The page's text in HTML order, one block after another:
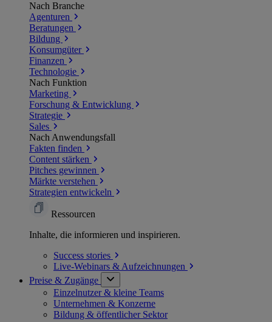
Nach Branche
Agenturen
Beratungen
Bildung
Konsumgüter
Finanzen
Technologie
Nach Funktion
Marketing
Forschung & Entwicklung
Strategie
Sales
Nach Anwendungsfall
Fakten finden
Content stärken
Pitches gewinnen
Märkte verstehen
Strategien entwickeln
Ressourcen
Inhalte, die informieren und inspirieren.
Success stories
Live-Webinars & Aufzeichnungen
Preise & Zugänge
Einzelnutzer & kleine Teams
Unternehmen & Konzerne
Bildung & öffentlicher Sektor